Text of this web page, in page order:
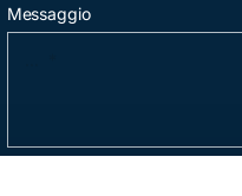
Messaggio